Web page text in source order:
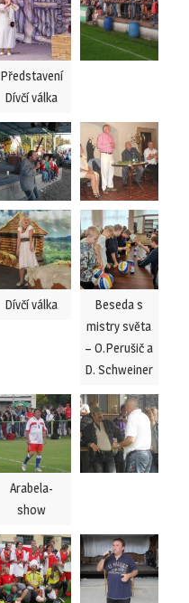
Představení
Dívčí válka
Dívčí válka
Beseda s
mistry světa
– O.Perušič a
D. Schweiner
Arabela-
show